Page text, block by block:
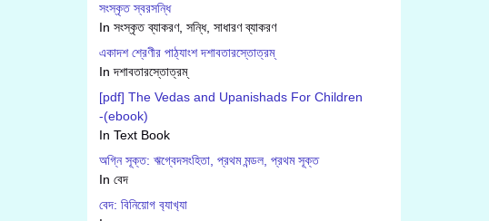
সংস্কৃত স্বরসন্ধি
In সংস্কৃত ব্যাকরণ, সন্ধি, সাধারণ ব্যাকরণ
একাদশ শ্রেণীর পাঠ্যাংশ দশাবতারস্তোত্রম্
In দশাবতারস্তোত্রম্
[pdf] The Vedas and Upanishads For Children
-(ebook)
In Text Book
অগ্নি সূক্ত: ঋগ্বেদসংহিতা, প্রথম মন্ডল, প্রথম সূক্ত
In বেদ
বেদ: বিনিয়োগ ব‍্যাখ‍্যা